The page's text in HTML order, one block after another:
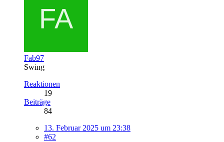
Fab97
Swing
Reaktionen
19
Beiträge
84
13. Februar 2025 um 23:38
#62